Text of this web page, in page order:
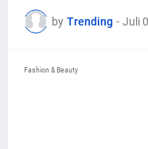
by Trending - Juli
Fashion & Beauty